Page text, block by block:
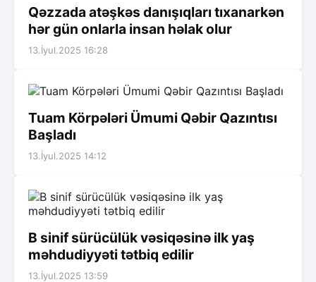
Qəzzada atəşkəs danışıqları tıxanarkən
hər gün onlarla insan həlak olur
13.İyul.2025 16:28
Tuam Körpələri Ümumi Qəbir Qazıntısı
Başladı
13.İyul.2025 14:12
B sinif sürücülük vəsiqəsinə ilk yaş
məhdudiyyəti tətbiq edilir
13.İyul.2025 13:59